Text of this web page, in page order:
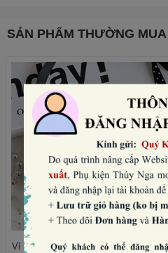
SẢN PHẨM THƯỜNG MUA
Vỉ 5 nến thỏ -VÁY đen (mẫu nữ).